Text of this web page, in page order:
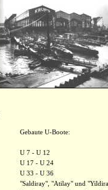
Gebaute U-Boote:
U 7 - U 12
U 17 - U 24
U 33 - U 36
"Saldiray", "Atilay" und